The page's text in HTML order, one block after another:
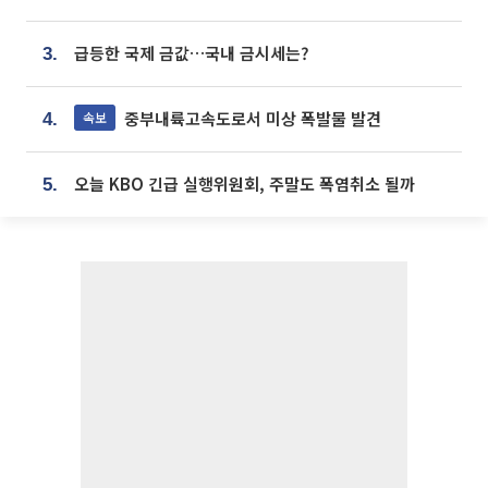
3. 급등한 국제 금값…국내 금시세는?
4. 속보 중부내륙고속도로서 미상 폭발물 발견
5. 오늘 KBO 긴급 실행위원회, 주말도 폭염취소 될까